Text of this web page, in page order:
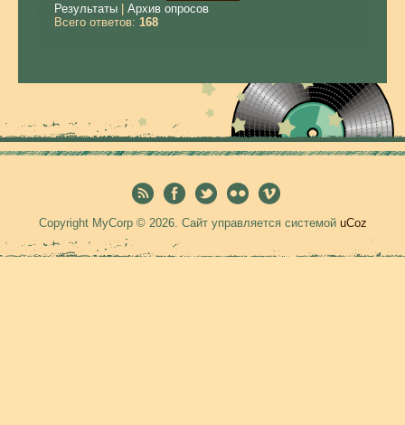
Результаты
Архив опросов
Всего ответов: 168
Copyright MyCorp © 2026. Сайт управляется системой uCoz